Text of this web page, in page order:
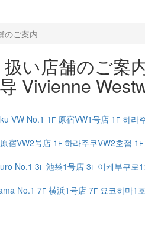
のご案内
い店舗のご案
Vivienne
VW No.1 1 F 原宿VW1号店 1 F 하라
原宿VW2号店 1 F 하라주쿠VW2호점 1 F
No.1 3F 池袋1号店 3F 이케부쿠로
No.1 7F 横浜1号店 7F 요코하마1